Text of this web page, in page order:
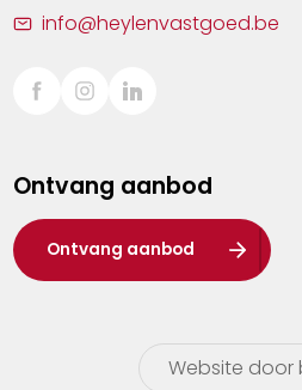
Sint-Truiden
Waasland
Wuustwezel
Zoersel
info@heylenvastgoed.be
Ontvang aanbod
Ontvang aanbod
Website door